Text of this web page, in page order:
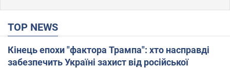
TOP NEWS
Кінець епохи "фактора Трампа": хто насправді
забезпечить Україні захист від російської